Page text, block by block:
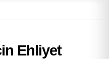
Ehliyet